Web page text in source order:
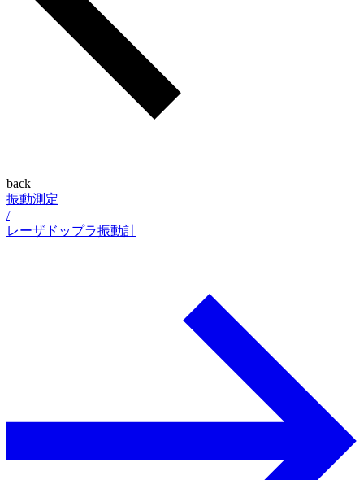
back
振動測定
/
レーザドップラ振動計